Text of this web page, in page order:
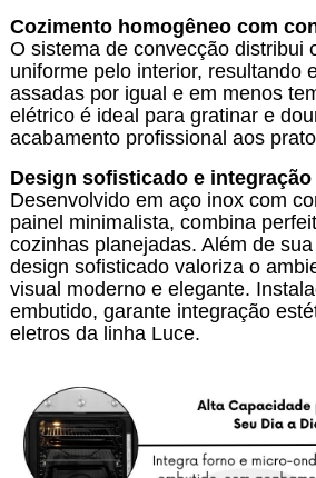
Cozimento homogêneo com
O sistema de convecção distribui
uniforme pelo interior, resultando
assadas por igual e em menos
elétrico é ideal para gratinar e
acabamento profissional aos
Design sofisticado e
Desenvolvido em aço inox com
painel minimalista, combina
cozinhas planejadas. Além de
design sofisticado valoriza o
visual moderno e elegante.
embutido, garante integração
eletros da linha Luce.